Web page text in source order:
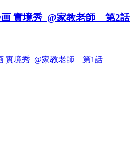
實境秀_@家教老師 _ 第2話